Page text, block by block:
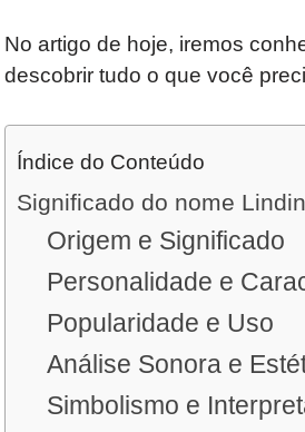
No artigo de hoje, iremos
descobrir tudo o que você
Índice do Conteúdo
Significado do nome
Origem e Significado
Personalidade e
Popularidade e Uso
Análise Sonora e
Simbolismo e